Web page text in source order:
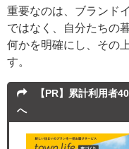
重要なのは、ブランド
ではなく、自分たちの
何かを明確にし、その
す。
【PR】累計利用者
へ